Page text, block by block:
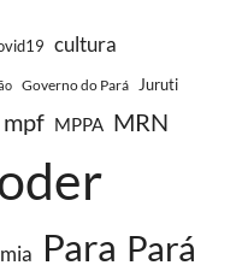
cultura
Governo do Pará Juruti
mpf MPPA MRN
Para Pará